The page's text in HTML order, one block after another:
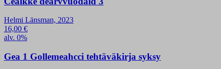
Helmi Länsman, 2023
16,00 €
alv. 0%
Gea 1 Gollemeahcci tehtäväkirja syksy